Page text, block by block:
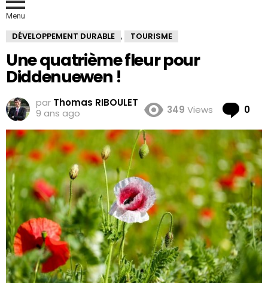
Menu
DÉVELOPPEMENT DURABLE , TOURISME
Une quatrième fleur pour
Diddenuewen !
par Thomas RIBOULET
9 ans ago
349 Views 0